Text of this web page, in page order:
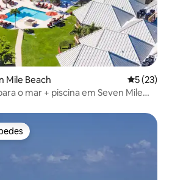
Mile Beach 5 de uma
5 (23)
o mar + piscina em Seven Mile
dos hóspedes